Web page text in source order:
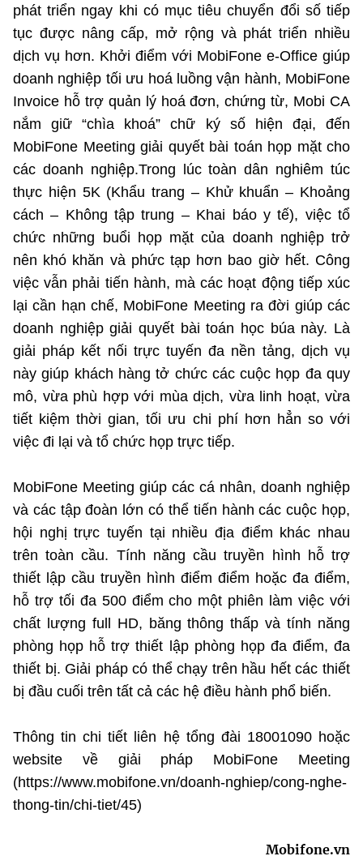
phát triển ngay khi có mục tiêu chuyển đổi số tiếp
tục được nâng cấp, mở rộng và phát triển nhiều
dịch vụ hơn. Khởi điểm với MobiFone e-Office giúp
doanh nghiệp tối ưu hoá luồng vận hành, MobiFone
Invoice hỗ trợ quản lý hoá đơn, chứng từ, Mobi CA
nắm giữ “chìa khoá” chữ ký số hiện đại, đến
MobiFone Meeting giải quyết bài toán họp mặt cho
các doanh nghiệp.Trong lúc toàn dân nghiêm túc
thực hiện 5K (Khẩu trang – Khử khuẩn – Khoảng
cách – Không tập trung – Khai báo y tế), việc tổ
chức những buổi họp mặt của doanh nghiệp trở
nên khó khăn và phức tạp hơn bao giờ hết. Công
việc vẫn phải tiến hành, mà các hoạt động tiếp xúc
lại cần hạn chế, MobiFone Meeting ra đời giúp các
doanh nghiệp giải quyết bài toán học búa này. Là
giải pháp kết nối trực tuyến đa nền tảng, dịch vụ
này giúp khách hàng tở chức các cuộc họp đa quy
mô, vừa phù hợp với mùa dịch, vừa linh hoạt, vừa
tiết kiệm thời gian, tối ưu chi phí hơn hẳn so với
việc đi lại và tổ chức họp trực tiếp.
MobiFone Meeting giúp các cá nhân, doanh nghiệp
và các tập đoàn lớn có thể tiến hành các cuộc họp,
hội nghị trực tuyến tại nhiều địa điểm khác nhau
trên toàn cầu. Tính năng cầu truyền hình hỗ trợ
thiết lập cầu truyền hình điểm điểm hoặc đa điểm,
hỗ trợ tối đa 500 điểm cho một phiên làm việc với
chất lượng full HD, băng thông thấp và tính năng
phòng họp hỗ trợ thiết lập phòng họp đa điểm, đa
thiết bị. Giải pháp có thể chạy trên hầu hết các thiết
bị đầu cuối trên tất cả các hệ điều hành phổ biến.
Thông tin chi tiết liên hệ tổng đài 18001090 hoặc
website về giải pháp MobiFone Meeting
(https://www.mobifone.vn/doanh-nghiep/cong-nghe-
thong-tin/chi-tiet/45)
Mobifone.vn